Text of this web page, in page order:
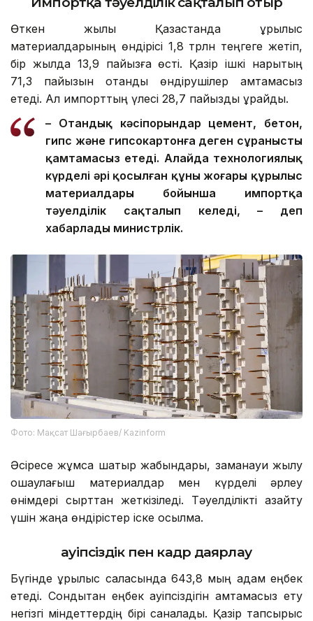
Өткен жылы Қазақстанда құрылыс
материалдарының өндірісі 1,8 трлн теңгеге жетіп,
бір жылда 13,9 пайызға өсті. Қазір ішкі нарықтың
71,3 пайызын отандық өндірушілер қамтамасыз
етеді. Ал импорттың үлесі 28,7 пайызды құрайды.
– Отандық кәсіпорындар цемент, бетон,
гипс және гипсокартонға деген сұранысты
қамтамасыз етеді. Алайда технологиялық
күрделі әрі қосылған құны жоғары құрылыс
материалдары бойынша импортқа
тәуелділік сақталып келеді, – деп
хабарлады министрлік.
Фото: Мақсат Шағырбаев/ Kazinform
Әсіресе жұмсақ шатыр жабындары, заманауи жылу
оқшаулағыш материалдар мен күрделі әрлеу
өнімдері сырттан жеткізіледі. Тәуелділікті азайту
үшін жаңа өндірістер іске қосылмақ.
Қауіпсіздік пен кадр даярлау
Бүгінде құрылыс саласында 643,8 мың адам еңбек
етеді. Сондықтан еңбек қауіпсіздігін қамтамасыз ету
негізгі міндеттердің бірі саналады. Қазір тапсырыс